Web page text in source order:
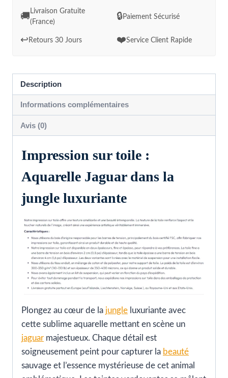
Aquarelle
Jaguar
dans
luxuriante
🚚
Livraison Gratuite
(France)
🔒Paiement Sécurisé
↩️ Retours 30 Jours ❤️Service Client Rapide
Description
Informations complémentaires
Avis (0)
Impression sur toile :
Aquarelle Jaguar dans la
jungle luxuriante
Plongez au cœur de la jungle luxuriante avec
cette sublime aquarelle mettant en scène un
jaguar majestueux. Chaque détail est
soigneusement peint pour capturer la beauté
sauvage et l’essence mystérieuse de cet animal